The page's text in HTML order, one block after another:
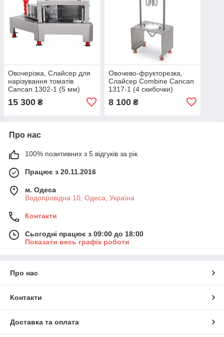
Овочерізка, Слайсер для
нарізування томатів
Cancan 1302-1 (5 мм)
15 300 ₴
Овочево-фрукторезка,
Слайсер Combine Cancan
1317-1 (4 скибочки)
8 100₴
Про нас
100% позитивних з 5 відгуків за рік
Працює з 20.11.2016
м. Одеса
Водопровідна 10, Одеса, Україна
Контакти
Сьогодні працює з 09:00 до 18:00
Показати весь графік роботи
Про нас
Контакти
Доставка та оплата